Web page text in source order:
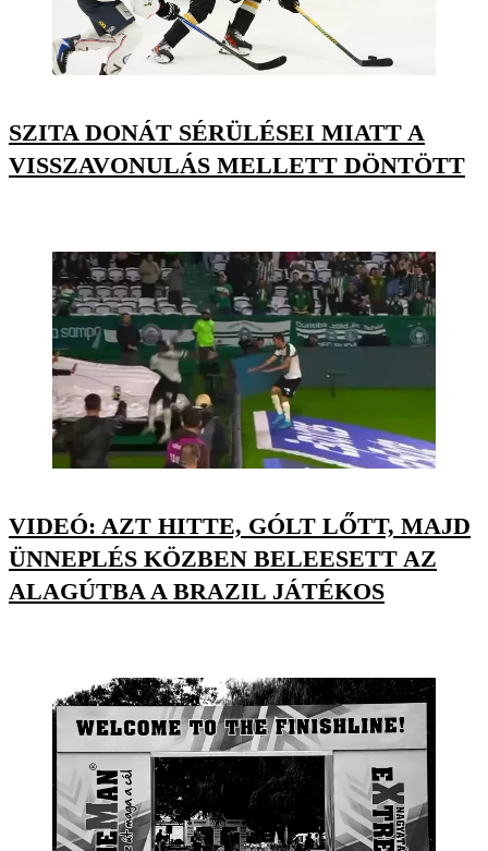
SZITA DONÁT SÉRÜLÉSEI MIATT A
VISSZAVONULÁS MELLETT DÖNTÖTT
VIDEÓ: AZT HITTE, GÓLT LŐTT, MAJD
ÜNNEPLÉS KÖZBEN BELEESETT AZ
ALAGÚTBA A BRAZIL JÁTÉKOS